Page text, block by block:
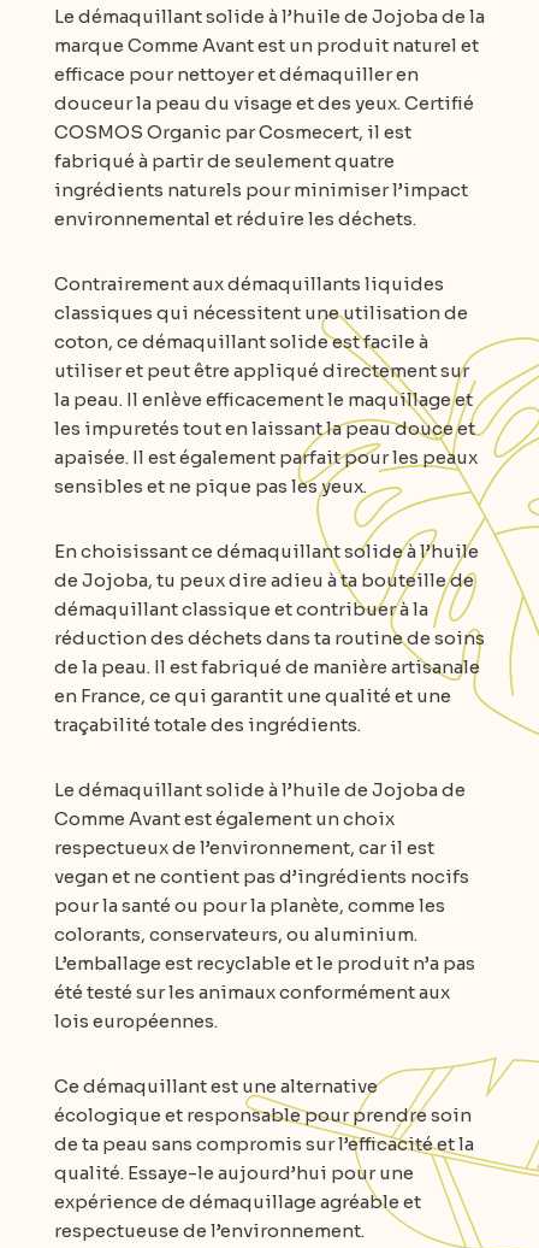
Le démaquillant solide à l’huile de Jojoba de la
marque Comme Avant est un produit naturel et
efficace pour nettoyer et démaquiller en
douceur la peau du visage et des yeux. Certifié
COSMOS Organic par Cosmecert, il est
fabriqué à partir de seulement quatre
ingrédients naturels pour minimiser l’impact
environnemental et réduire les déchets.
Contrairement aux démaquillants liquides
classiques qui nécessitent une utilisation de
coton, ce démaquillant solide est facile à
utiliser et peut être appliqué directement sur
la peau. Il enlève efficacement le maquillage et
les impuretés tout en laissant la peau douce et
apaisée. Il est également parfait pour les peaux
sensibles et ne pique pas les yeux.
En choisissant ce démaquillant solide à l’huile
de Jojoba, tu peux dire adieu à ta bouteille de
démaquillant classique et contribuer à la
réduction des déchets dans ta routine de soins
de la peau. Il est fabriqué de manière artisanale
en France, ce qui garantit une qualité et une
traçabilité totale des ingrédients.
Le démaquillant solide à l’huile de Jojoba de
Comme Avant est également un choix
respectueux de l’environnement, car il est
vegan et ne contient pas d’ingrédients nocifs
pour la santé ou pour la planète, comme les
colorants, conservateurs, ou aluminium.
L’emballage est recyclable et le produit n’a pas
été testé sur les animaux conformément aux
lois européennes.
Ce démaquillant est une alternative
écologique et responsable pour prendre soin
de ta peau sans compromis sur l’efficacité et la
qualité. Essaye-le aujourd’hui pour une
expérience de démaquillage agréable et
respectueuse de l’environnement.